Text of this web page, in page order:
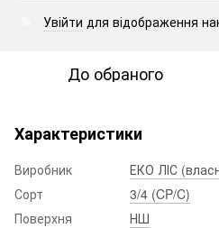
Увійти для відображення
До обраного
Характеристики
Виробник
ЕКО ЛІС
Сорт
3/4 (CP/C)
Поверхня
НШ